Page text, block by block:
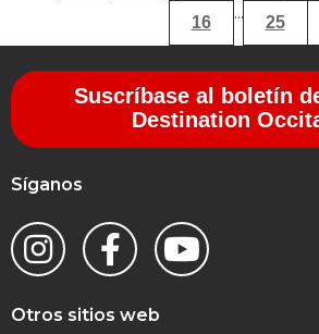
16 ... 25
Suscríbase al boletín
Destination
Síganos
Otros sitios web